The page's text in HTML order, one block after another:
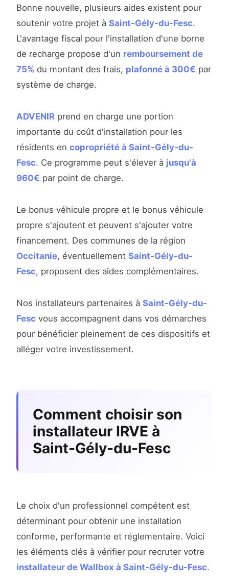
Bonne nouvelle, plusieurs aides existent pour
soutenir votre projet à Saint-Gély-du-Fesc.
L'avantage fiscal pour l'installation d'une borne
de recharge propose d'un remboursement de
75% du montant des frais, plafonné à 300€ par
système de charge.
ADVENIR prend en charge une portion
importante du coût d'installation pour les
résidents en copropriété à Saint-Gély-du-
Fesc. Ce programme peut s'élever à jusqu'à
960€ par point de charge.
Le bonus véhicule propre et le bonus véhicule
propre s'ajoutent et peuvent s'ajouter votre
financement. Des communes de la région
Occitanie, éventuellement Saint-Gély-du-
Fesc, proposent des aides complémentaires.
Nos installateurs partenaires à Saint-Gély-du-
Fesc vous accompagnent dans vos démarches
pour bénéficier pleinement de ces dispositifs et
alléger votre investissement.
Comment choisir son
installateur IRVE à
Saint-Gély-du-Fesc
Le choix d'un professionnel compétent est
déterminant pour obtenir une installation
conforme, performante et réglementaire. Voici
les éléments clés à vérifier pour recruter votre
installateur de Wallbox à Saint-Gély-du-Fesc.